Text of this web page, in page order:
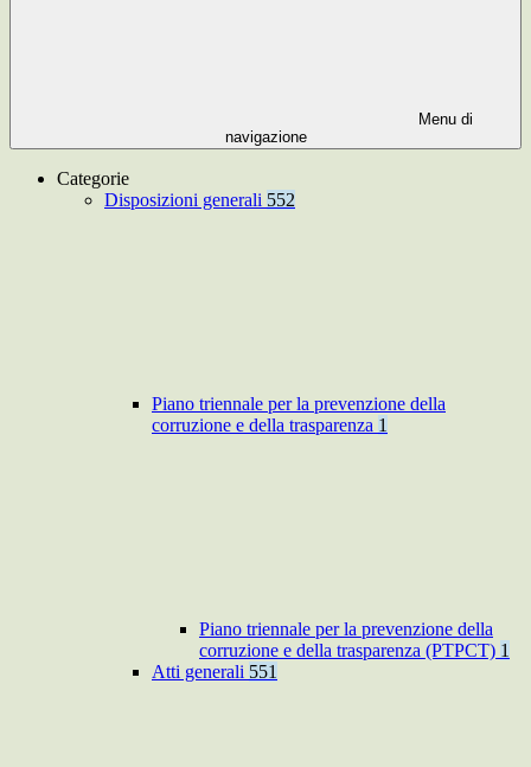
Menu di
navigazione
Categorie
Disposizioni generali 552
Piano triennale per la prevenzione della
corruzione e della trasparenza 1
Piano triennale per la prevenzione della
corruzione e della trasparenza (PTPCT) 1
Atti generali 551